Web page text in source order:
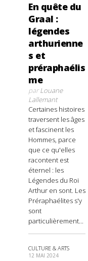
En quête du
Graal :
légendes
arthurienne
s et
préraphaélis
me
parLouane
Lallemant
Certaines histoires
traversent les âges
et fascinent les
Hommes, parce
que ce qu'elles
racontent est
éternel : les
Légendes du Roi
Arthur en sont. Les
Préraphaélites s'y
sont
particulièrement...
CULTURE & ARTS
12 MAI 2024